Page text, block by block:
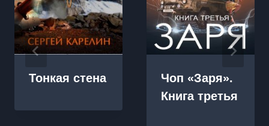
Тонкая стена
Чоп «Заря».
Книга третья